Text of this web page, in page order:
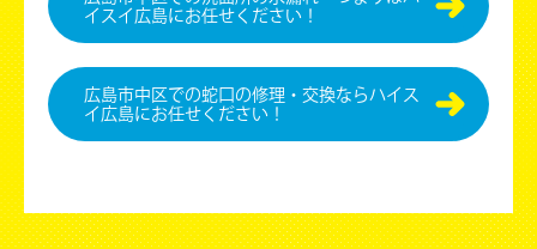
イスイ広島にお任せください！
広島市中区での蛇口の修理・交換ならハイス
イ広島にお任せください！